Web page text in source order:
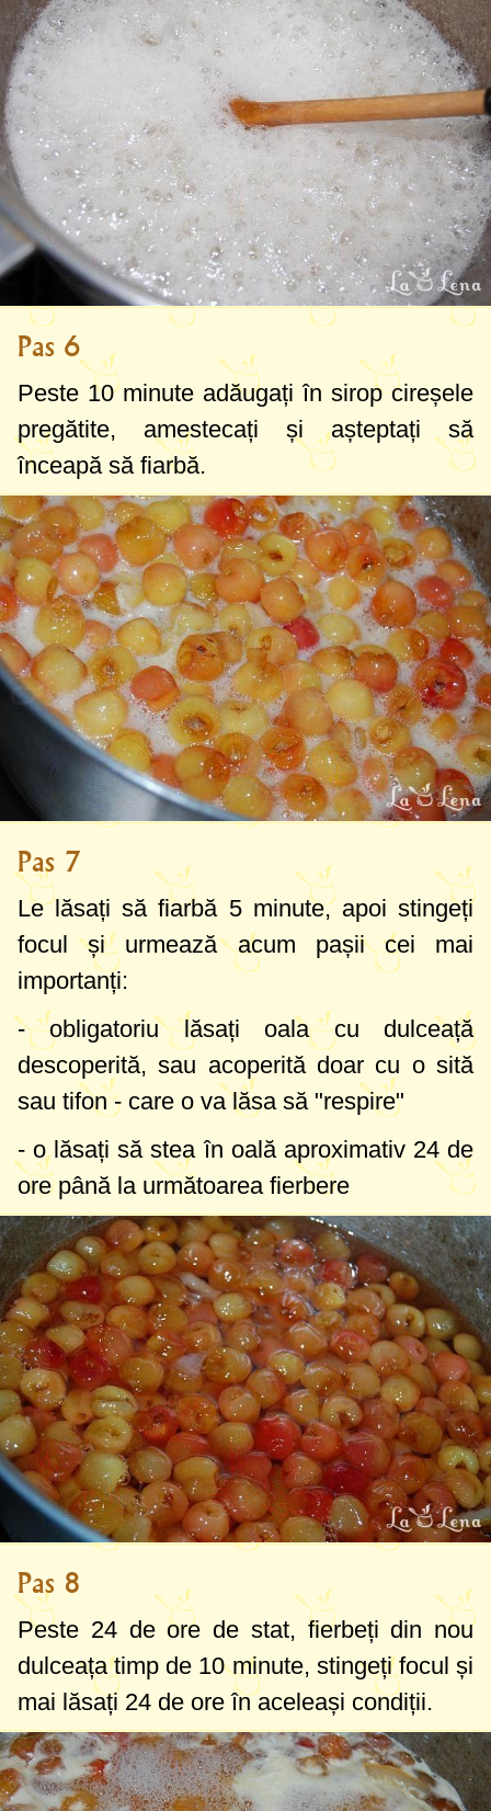
Pas 6
Peste 10 minute adăugați în sirop cireșele
pregătite, amestecați și așteptați să
înceapă să fiarbă.
Pas 7
Le lăsați să fiarbă 5 minute, apoi stingeți
focul și urmează acum pașii cei mai
importanți:
- obligatoriu lăsați oala cu dulceață
descoperită, sau acoperită doar cu o sită
sau tifon - care o va lăsa să "respire"
- o lăsați să stea în oală aproximativ 24 de
ore până la următoarea fierbere
Pas 8
Peste 24 de ore de stat, fierbeți din nou
dulceața timp de 10 minute, stingeți focul și
mai lăsați 24 de ore în aceleași condiții.